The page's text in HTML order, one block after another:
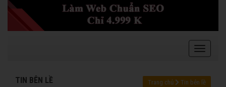
TIN BÊN LỀ Trang chủ Tin bên lề